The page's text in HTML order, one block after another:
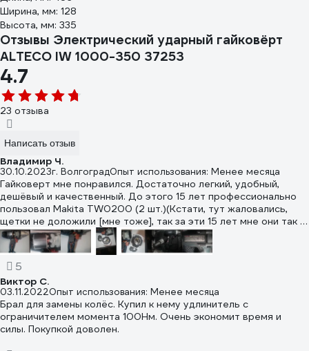
Ширина, мм: 128
Высота, мм: 335
Отзывы Электрический ударный гайковёрт
ALTECO IW 1000-350 37253
4.7
23 отзыва
Написать отзыв
Владимир Ч.
30.10.2023г. ВолгоградОпыт использования: Менее месяца
Гайковерт мне понравился. Достаточно легкий, удобный,
дешёвый и качественный. До этого 15 лет профессионально
пользовал Makita TW0200 (2 шт.)(Кстати, тут жаловались,
щетки не доложили [мне тоже], так за эти 15 лет мне они так и
не понадобились). Alteco явно проще, легче при схожих
характеристиках. Провод тоньше, двужильный в пластиковой
изоляции против трехжильного в резиновой. Обороты выше
(3100 против 2200 об/мин). Соответственно, ударный
механизм легче (Импульс удара зависит от квадрата скорости
и массы. При увеличении скорости массу бойка можно
снижать). Но и конструкция самого ударного механизма
разная. Редуктор меньше/легче/слабее. Есть светодиодная
подсветка (у Makita нет). Нет резинового чехла-буфера,
5
Виктор С.
03.11.2022Опыт использования: Менее месяца
Брал для замены колёс. Купил к нему удлинитель с
ограничителем момента 100Нм. Очень экономит время и
силы. Покупкой доволен.